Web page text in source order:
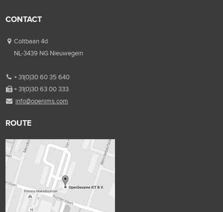
CONTACT
Coltbaan 4d
NL-3439 NG Nieuwegein
+ 31(0)30 60 35 640
+ 31(0)30 63 00 333
info@openims.com
ROUTE